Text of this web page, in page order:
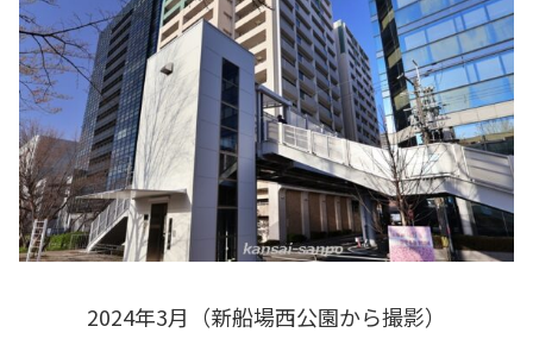
2024年3月（新船場西公園から撮影）